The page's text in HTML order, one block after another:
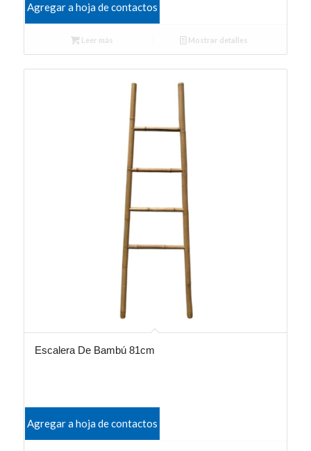
Agregar a hoja de contactos
Leer más Mostrar detalles
Escalera De Bambú 81cm
Agregar a hoja de contactos